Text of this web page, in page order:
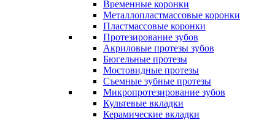
Временные коронки
Металлопластмассовые коронки
Пластмассовые коронки
Протезирование зубов
Акриловые протезы зубов
Бюгельные протезы
Мостовидные протезы
Съемные зубные протезы
Микропротезирование зубов
Культевые вкладки
Керамические вкладки